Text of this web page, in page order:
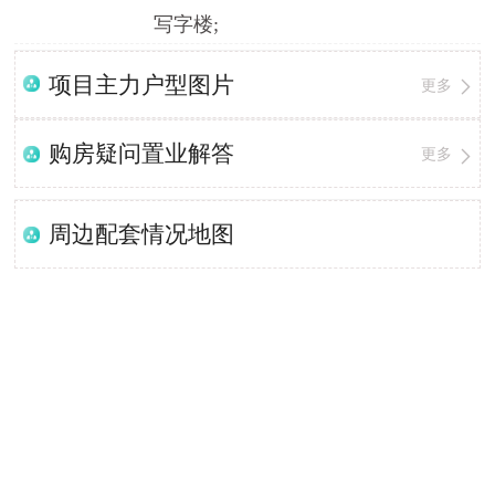
写字楼;
项目主力户型图片 更多
购房疑问置业解答 更多
周边配套情况地图